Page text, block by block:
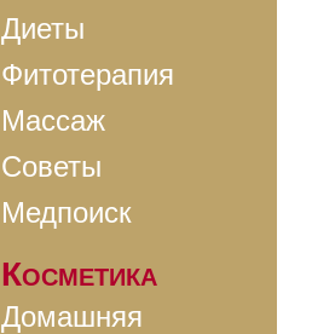
Диеты
Фитотерапия
Массаж
Советы
Медпоиск
Косметика
Домашняя